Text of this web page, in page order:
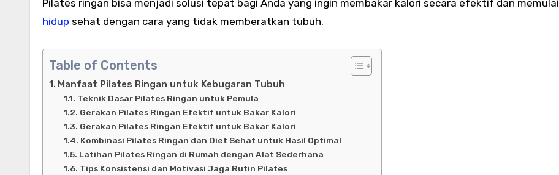
Pilates ringan bisa menjadi solusi tepat bagi Anda yang ingin membakar kalori secara efektif dan memulai
hidup sehat dengan cara yang tidak memberatkan tubuh.
Table of Contents
Manfaat Pilates Ringan untuk Kebugaran Tubuh
Teknik Dasar Pilates Ringan untuk Pemula
Gerakan Pilates Ringan Efektif untuk Bakar Kalori
Gerakan Pilates Ringan Efektif untuk Bakar Kalori
Kombinasi Pilates Ringan dan Diet Sehat untuk Hasil Optimal
Latihan Pilates Ringan di Rumah dengan Alat Sederhana
Tips Konsistensi dan Motivasi Jaga Rutin Pilates